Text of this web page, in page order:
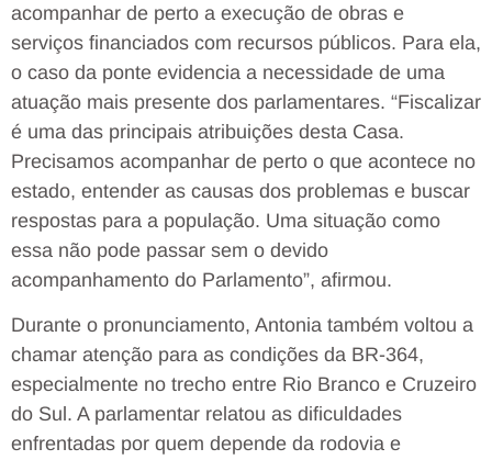
acompanhar de perto a execução de obras e
serviços financiados com recursos públicos. Para ela,
o caso da ponte evidencia a necessidade de uma
atuação mais presente dos parlamentares. “Fiscalizar
é uma das principais atribuições desta Casa.
Precisamos acompanhar de perto o que acontece no
estado, entender as causas dos problemas e buscar
respostas para a população. Uma situação como
essa não pode passar sem o devido
acompanhamento do Parlamento”, afirmou.
Durante o pronunciamento, Antonia também voltou a
chamar atenção para as condições da BR-364,
especialmente no trecho entre Rio Branco e Cruzeiro
do Sul. A parlamentar relatou as dificuldades
enfrentadas por quem depende da rodovia e